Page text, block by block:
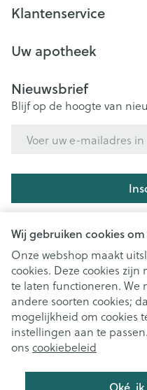
Wij gebruiken cookies
Onze webshop maakt
cookies. Deze cookies
te laten functioneren. We
andere soorten cookies;
mogelijkheid om cookies
instellingen aan te
ons cookiebeleid
Klantenservice
Uw apotheek
Nieuwsbrief
Blijf op de hoogte van
nieuwsbrief en gaat u
Juridische links